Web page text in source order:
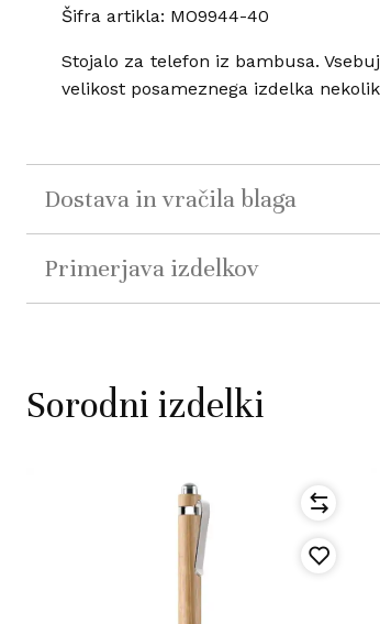
Šifra artikla: MO9944-40
Stojalo za telefon iz bambusa.
velikost posameznega izdelka
Dostava in vračila blaga
Primerjava izdelkov
Sorodni izdelki